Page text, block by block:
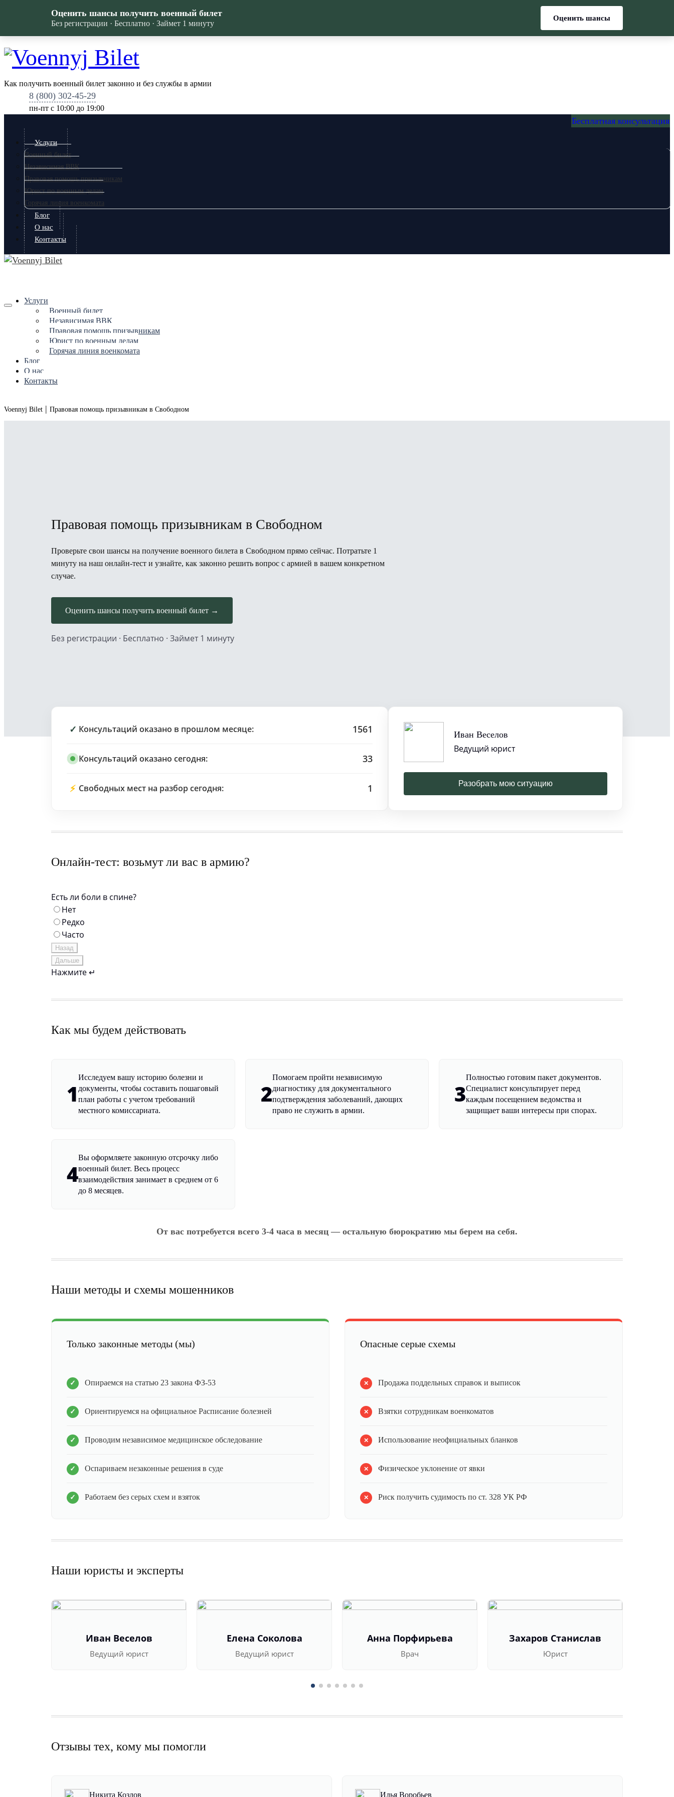
Как получить военный билет законно и без службы в армии
8 (800) 302-45-29
пн-пт c 10:00 до 19:00
Бесплатная консультация
Услуги
Военный билет
Независимая ВВК
Правовая помощь призывникам
Юрист по военным делам
Горячая линия военкомата
Блог
О нас
Контакты
Услуги
Военный билет
Независимая ВВК
Правовая помощь призывникам
Юрист по военным делам
Горячая линия военкомата
Блог
О нас
Контакты
Voennyj Bilet | Правовая помощь призывникам в Свободном
Правовая помощь призывникам в Свободном
Проверьте свои шансы на получение военного билета в Свободном прямо сейчас. Потратьте 1
минуту на наш онлайн-тест и узнайте, как законно решить вопрос с армией в вашем конкретном
случае.
Оценить шансы получить военный билет →
Без регистрации · Бесплатно · Займет 1 минуту
✓ Консультаций оказано в прошлом месяце: 1561
Консультаций оказано сегодня: 33
⚡ Свободных мест на разбор сегодня: 1
Иван Веселов
Ведущий юрист
Разобрать мою ситуацию
Онлайн-тест: возьмут ли вас в армию?
Есть ли боли в спине?
Нет
Редко
Часто
Назад
Дальше
Нажмите ↵
Как мы будем действовать
1
Исследуем вашу историю болезни и
документы, чтобы составить пошаговый
план работы с учетом требований
местного комиссариата.
2
Помогаем пройти независимую
диагностику для документального
подтверждения заболеваний, дающих
право не служить в армии.
3
Полностью готовим пакет документов.
Специалист консультирует перед
каждым посещением ведомства и
защищает ваши интересы при спорах.
4
Вы оформляете законную отсрочку либо
военный билет. Весь процесс
взаимодействия занимает в среднем от 6
до 8 месяцев.
От вас потребуется всего 3-4 часа в месяц — остальную бюрократию мы берем на себя.
Наши методы и схемы мошенников
Только законные методы (мы)
Опираемся на статью 23 закона ФЗ-53
Ориентируемся на официальное Расписание болезней
Проводим независимое медицинское обследование
Оспариваем незаконные решения в суде
Работаем без серых схем и взяток
Опасные серые схемы
Продажа поддельных справок и выписок
Взятки сотрудникам военкоматов
Использование неофициальных бланков
Физическое уклонение от явки
Риск получить судимость по ст. 328 УК РФ
Наши юристы и эксперты
Иван Веселов
Ведущий юрист
Елена Соколова
Ведущий юрист
Анна Порфирьева
Врач
Захаров Станислав
Юрист
Отзывы тех, кому мы помогли
Никита Козлов Илья Воробьев
Оценить шансы получить военный билет
Без регистрации · Бесплатно · Займет 1 минуту
Оценить шансы